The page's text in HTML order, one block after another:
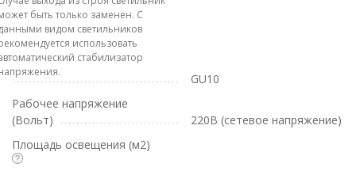
быть только заменен. С
видом светильников
использовать
стабилизатор
GU10
Рабочее напряжение
(Вольт)
220В (сетевое напряжение)
Площадь освещения (м2)